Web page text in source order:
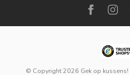
© Copyright 2026 Gek op kussens!